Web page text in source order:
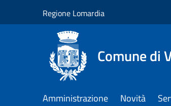
Regione Lomardia
Comune di
Amministrazione Novità